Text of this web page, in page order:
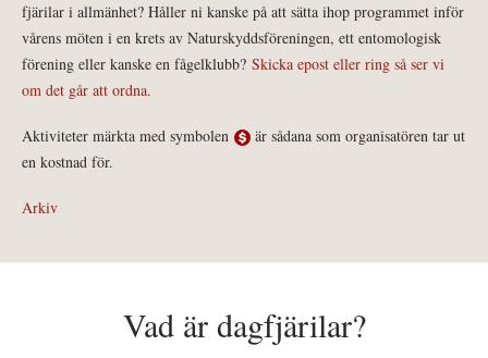
fjärilar i allmänhet? Håller ni kanske på att sätta ihop programmet inför
vårens möten i en krets av Naturskyddsföreningen, ett entomologisk
förening eller kanske en fågelklubb? Skicka epost eller ring så ser vi
om det går att ordna.
Aktiviteter märkta med symbolen
är sådana som organisatören tar ut
en kostnad för.
Arkiv
Vad är dagfjärilar?